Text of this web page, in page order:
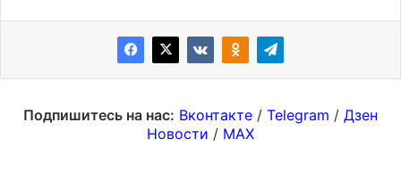
Подпишитесь на нас: Вконтакте / Telegram / Дзен
Новости / MAX